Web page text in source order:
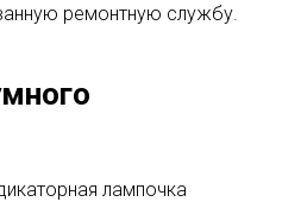
ремонтную службу.
лампочка